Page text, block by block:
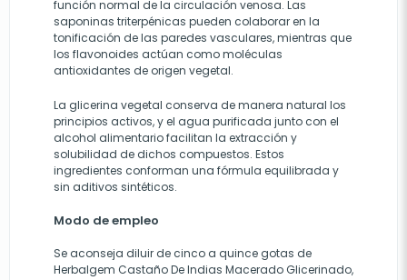
función normal de la circulación venosa. Las
saponinas triterpénicas pueden colaborar en la
tonificación de las paredes vasculares, mientras que
los flavonoides actúan como moléculas
antioxidantes de origen vegetal.
La glicerina vegetal conserva de manera natural los
principios activos, y el agua purificada junto con el
alcohol alimentario facilitan la extracción y
solubilidad de dichos compuestos. Estos
ingredientes conforman una fórmula equilibrada y
sin aditivos sintéticos.
Modo de empleo
Se aconseja diluir de cinco a quince gotas de
Herbalgem Castaño De Indias Macerado Glicerinado,